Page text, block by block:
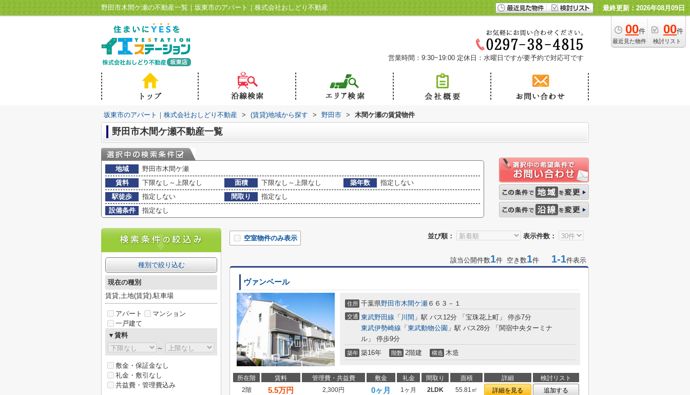
野田市木間ケ瀬の不動産一覧｜坂東市のアパート｜株式会社おしどり不動産 最終更新：2026年08月09日
00件
最近見た物件
00件
検討リスト
営業時間：9:30~19:00 定休日：水曜日ですが要予約で対応可です
坂東市のアパート｜株式会社おしどり不動産 > (賃貸)地域から探す > 野田市 > 木間ケ瀬の賃貸物件
野田市木間ケ瀬不動産一覧
地域
野田市木間ケ瀬
賃料
下限なし～上限なし 面積 下限なし～上限なし 築年数
指定しない
駅徒歩
指定しない 間取り
指定なし
設備条件
指定なし
並び順： 表示件数：
空室物件のみ表示
該当公開件数1件 空き数1件 1-1件表示
ヴァンベール
住所 千葉県野田市木間ケ瀬 ６６３－１
交通 東武野田線 「 川間 」駅 バス12分 「宝珠花上町」 停歩7分
東武伊勢崎線 「 東武動物公園 」駅 バス28分 「関宿中央ターミナ
ル」 停歩9分
築年 築16年 階数 2階建 構造 木造
所在階 賃料 管理費・共益費 敷金 礼金 間取り 面積 詳細
検討リスト
2階
5.5万円 2,300円 0ヶ月 1ヶ月 2LDK 55.81㎡ 詳細を見る 追加する
種別で絞り込む
現在の種別
賃貸,土地(賃貸),駐車場
アパート
マンション
一戸建て
▼賃料
～
敷金・保証金なし
礼金・敷引なし
共益費・管理費込み